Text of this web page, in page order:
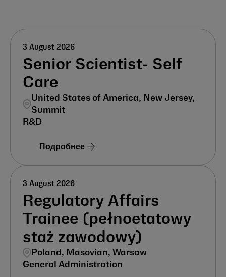
Senior Scientist- Self
Care
United States of America, New Jersey,
Summit
3 August 2026
R&D
Подробнее
Regulatory Affairs
Trainee (pełnoetatowy
staż zawodowy)
Poland, Masovian, Warsaw
3 August 2026
General Administration